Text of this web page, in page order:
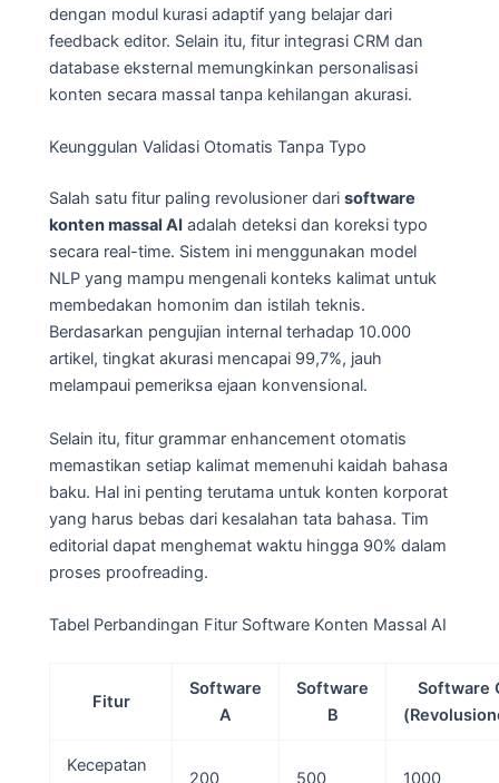
dengan modul kurasi adaptif yang belajar dari
feedback editor. Selain itu, fitur integrasi CRM dan
database eksternal memungkinkan personalisasi
konten secara massal tanpa kehilangan akurasi.
Keunggulan Validasi Otomatis Tanpa Typo
Salah satu fitur paling revolusioner dari software
konten massal AI adalah deteksi dan koreksi typo
secara real-time. Sistem ini menggunakan model
NLP yang mampu mengenali konteks kalimat untuk
membedakan homonim dan istilah teknis.
Berdasarkan pengujian internal terhadap 10.000
artikel, tingkat akurasi mencapai 99,7%, jauh
melampaui pemeriksa ejaan konvensional.
Selain itu, fitur grammar enhancement otomatis
memastikan setiap kalimat memenuhi kaidah bahasa
baku. Hal ini penting terutama untuk konten korporat
yang harus bebas dari kesalahan tata bahasa. Tim
editorial dapat menghemat waktu hingga 90% dalam
proses proofreading.
Tabel Perbandingan Fitur Software Konten Massal AI
Fitur
Software
A
Software
B
Software
Kecepatan
200 500 1000